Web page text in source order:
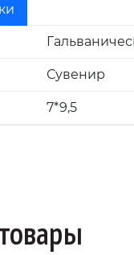
Сувенир
7*9,5